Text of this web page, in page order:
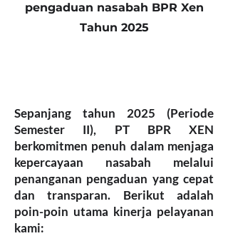
pengaduan nasabah BPR Xen
Tahun 2025
Sepanjang tahun 2025 (Periode
Semester II), PT BPR XEN
berkomitmen penuh dalam menjaga
kepercayaan nasabah melalui
penanganan pengaduan yang cepat
dan transparan. Berikut adalah
poin-poin utama kinerja pelayanan
kami: